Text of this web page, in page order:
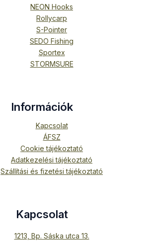
NEON Hooks
Rollycarp
S-Pointer
SEDO Fishing
Sportex
STORMSURE
Információk
Kapcsolat
ÁFSZ
Cookie tájékoztató
Adatkezelési tájékoztató
Szállítási és fizetési tájékoztató
Kapcsolat
1213, Bp. Sáska utca 13.